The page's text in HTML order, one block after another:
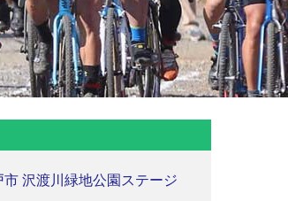
市 沢渡川緑地公園ステージ